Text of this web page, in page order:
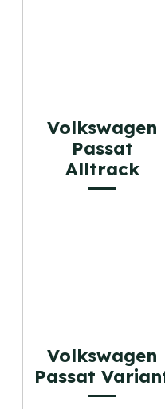
Volkswagen
Passat
Alltrack
Volkswagen
Passat